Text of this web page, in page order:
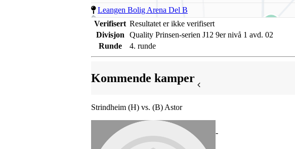
Leangen Bolig Arena Del B
Verifisert Resultatet er ikke verifisert
Divisjon
Quality Prinsen-serien J12 9er nivå 1 avd. 02
Runde
4. runde
Kommende kamper
Strindheim (H) vs. (B) Astor
-